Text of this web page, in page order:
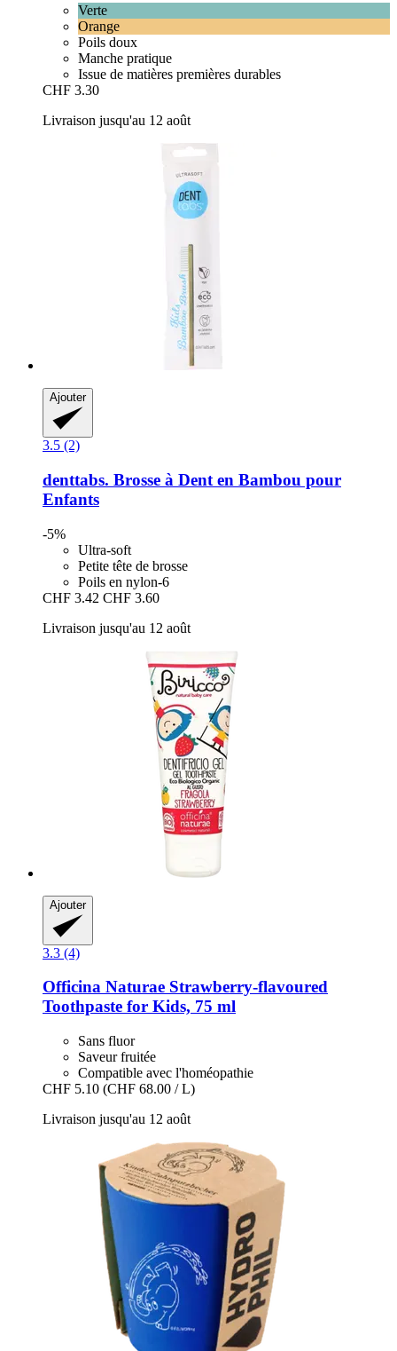
Verte
Orange
Poils doux
Manche pratique
Issue de matières premières durables
CHF 3.30
Livraison jusqu'au 12 août
Ajouter
3.5 (2)
denttabs. Brosse à Dent en Bambou pour
Enfants
-5%
Ultra-soft
Petite tête de brosse
Poils en nylon-6
CHF 3.42 CHF 3.60
Livraison jusqu'au 12 août
Ajouter
3.3 (4)
Officina Naturae Strawberry-​flavoured
Toothpaste for Kids, 75 ml
Sans fluor
Saveur fruitée
Compatible avec l'homéopathie
CHF 5.10 (CHF 68.00 / L)
Livraison jusqu'au 12 août